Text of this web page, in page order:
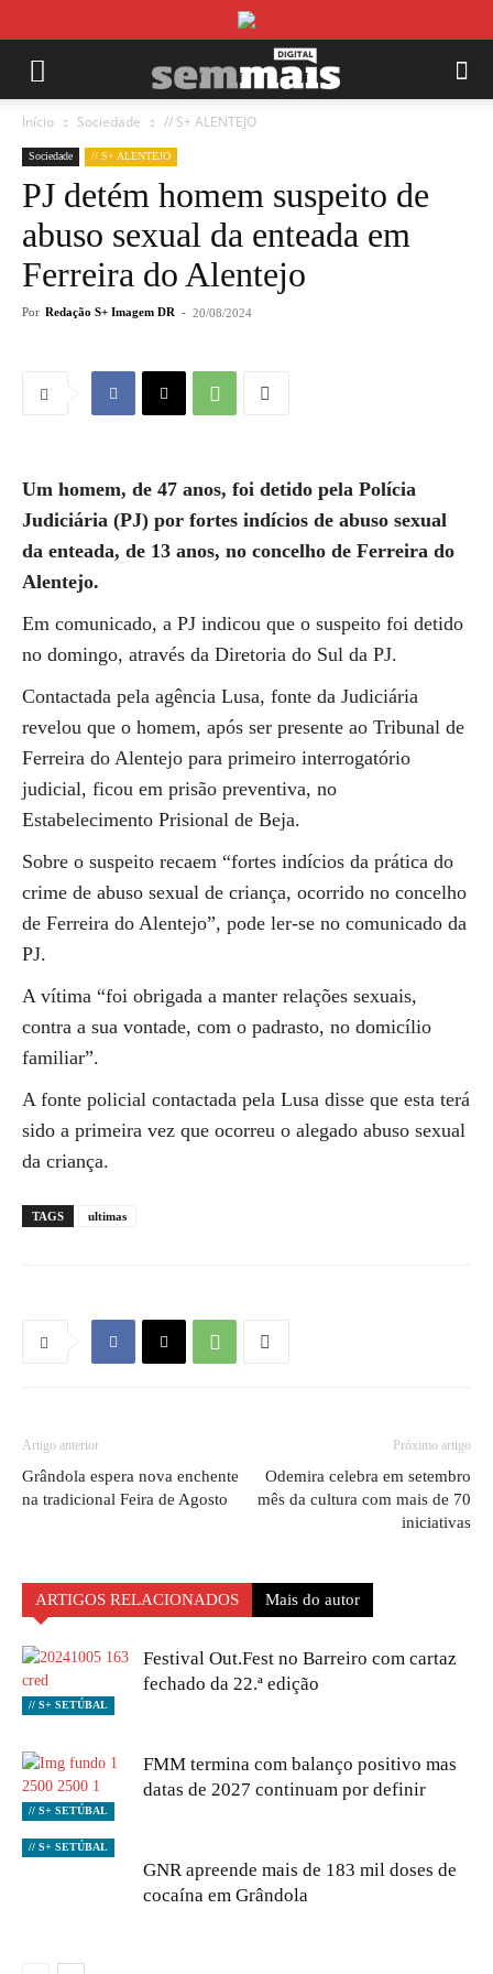
Início Sociedade // S+ ALENTEJO
Sociedade // S+ ALENTEJO
PJ detém homem suspeito de
abuso sexual da enteada em
Ferreira do Alentejo
Por Redação S+ Imagem DR - 20/08/2024
Um homem, de 47 anos, foi detido pela Polícia
Judiciária (PJ) por fortes indícios de abuso sexual
da enteada, de 13 anos, no concelho de Ferreira do
Alentejo.
Em comunicado, a PJ indicou que o suspeito foi detido
no domingo, através da Diretoria do Sul da PJ.
Contactada pela agência Lusa, fonte da Judiciária
revelou que o homem, após ser presente ao Tribunal de
Ferreira do Alentejo para primeiro interrogatório
judicial, ficou em prisão preventiva, no
Estabelecimento Prisional de Beja.
Sobre o suspeito recaem “fortes indícios da prática do
crime de abuso sexual de criança, ocorrido no concelho
de Ferreira do Alentejo”, pode ler-se no comunicado da
PJ.
A vítima “foi obrigada a manter relações sexuais,
contra a sua vontade, com o padrasto, no domicílio
familiar”.
A fonte policial contactada pela Lusa disse que esta terá
sido a primeira vez que ocorreu o alegado abuso sexual
da criança.
TAGS ultimas
Artigo anterior
Grândola espera nova enchente
na tradicional Feira de Agosto
Próximo artigo
Odemira celebra em setembro
mês da cultura com mais de 70
iniciativas
ARTIGOS RELACIONADOS Mais do autor
// S+ SETÚBAL
Festival Out.Fest no Barreiro com cartaz
fechado da 22.ª edição
// S+ SETÚBAL
FMM termina com balanço positivo mas
datas de 2027 continuam por definir
// S+ SETÚBAL
GNR apreende mais de 183 mil doses de
cocaína em Grândola